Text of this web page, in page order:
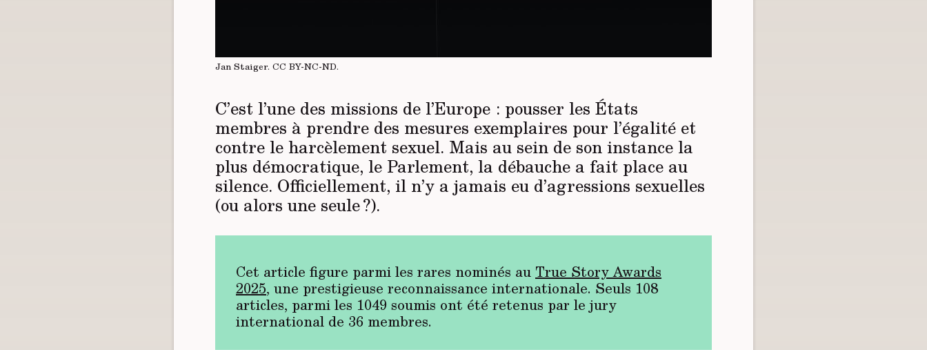
Jan Staiger. CC BY-NC-ND.
C’est l’une des missions de l’Europe : pousser les États
membres à prendre des mesures exemplaires pour l’égalité et
contre le harcèlement sexuel. Mais au sein de son instance la
plus démocratique, le Parlement, la débauche a fait place au
silence. Officiellement, il n’y a jamais eu d’agressions sexuelles
(ou alors une seule ?).
Cet article figure parmi les rares nominés au True Story Awards
2025, une prestigieuse reconnaissance internationale. Seuls 108
articles, parmi les 1049 soumis ont été retenus par le jury
international de 36 membres.